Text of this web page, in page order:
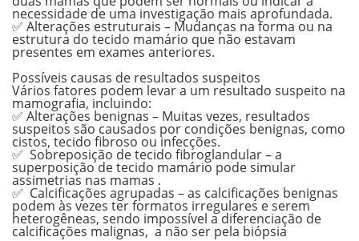
necessidade de uma investigação mais aprofundada.
✅ Alterações estruturais – Mudanças na forma ou na
estrutura do tecido mamário que não estavam
presentes em exames anteriores.
.
Possíveis causas de resultados suspeitos
Vários fatores podem levar a um resultado suspeito na
mamografia, incluindo:
✅ Alterações benignas – Muitas vezes, resultados
suspeitos são causados por condições benignas, como
cistos, tecido fibroso ou infecções.
✅ Sobreposição de tecido fibroglandular –a
superposição de tecido mamário pode simular
assimetrias nas mamas .
✅ Calcificações agrupadas –as calcificações benignas
podem às vezes ter formatos irregulares e serem
heterogêneas, sendo impossível a diferenciação de
calcificações malignas, a não ser pela biópsia